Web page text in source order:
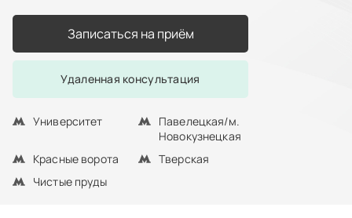
Записаться на приём
Удаленная консультация
Университет
Красные ворота
Чистые пруды
Павелецкая/м.
Новокузнецкая
Тверская